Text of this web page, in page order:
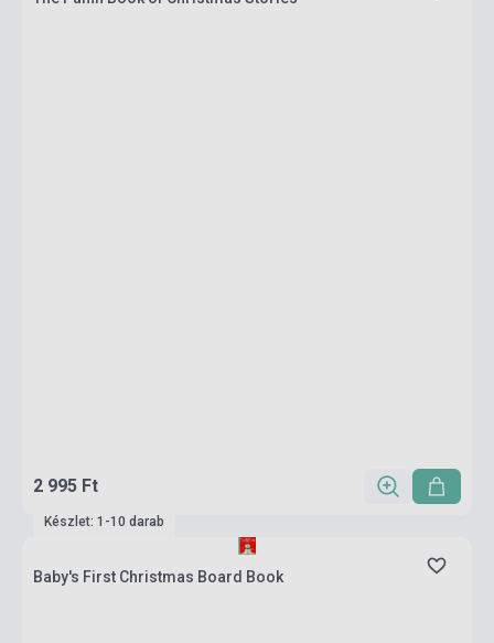
2 995 Ft
Készlet: 1-10 darab
Baby's First Christmas Board Book